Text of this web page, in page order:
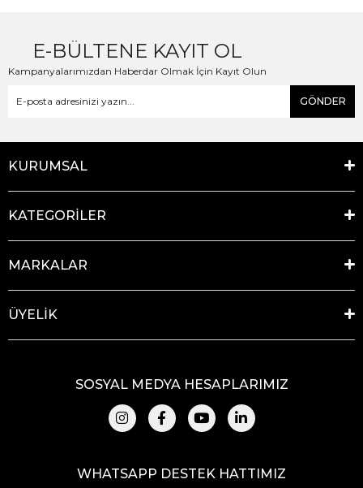
E-BÜLTENE KAYIT OL
Kampanyalarımızdan Haberdar Olmak İçin Kayıt Olun
GÖNDER
KURUMSAL
KATEGORİLER
MARKALAR
ÜYELİK
SOSYAL MEDYA HESAPLARIMIZ
WHATSAPP DESTEK HATTIMIZ